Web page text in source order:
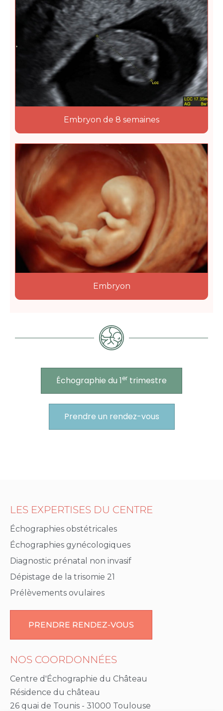
Embryon de 8 semaines
Embryon
Échographie du 1er trimestre
Prendre un rendez-vous
LES EXPERTISES DU CENTRE
Échographies obstétricales
Échographies gynécologiques
Diagnostic prénatal non invasif
Dépistage de la trisomie 21
Prélèvements ovulaires
PRENDRE RENDEZ-VOUS
NOS COORDONNÉES
Centre d'Échographie du Château
Résidence du château
26 quai de Tounis - 31000 Toulouse